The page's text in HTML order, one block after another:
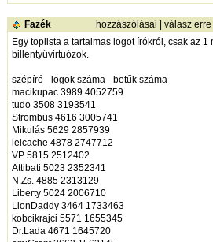
Fazék hozzászólásai |válasz erre
Egy toplista a tartalmas logot írókról, csak az 1
billentyűvirtuózok.
szépíró - logok száma - betűk száma
macikupac 3989 4052759
tudo 3508 3193541
Strombus 4616 3005741
Mikulás 5629 2857939
lelcache 4878 2747712
VP 5815 2512402
Attibati 5023 2352341
N.Zs. 4885 2313129
Liberty 5024 2006710
LionDaddy 3464 1733463
kobcikrajci 5571 1655345
Dr.Lada 4671 1645720